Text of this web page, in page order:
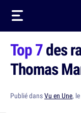
Top 7des
Thomas
Publié dansVu en Une,